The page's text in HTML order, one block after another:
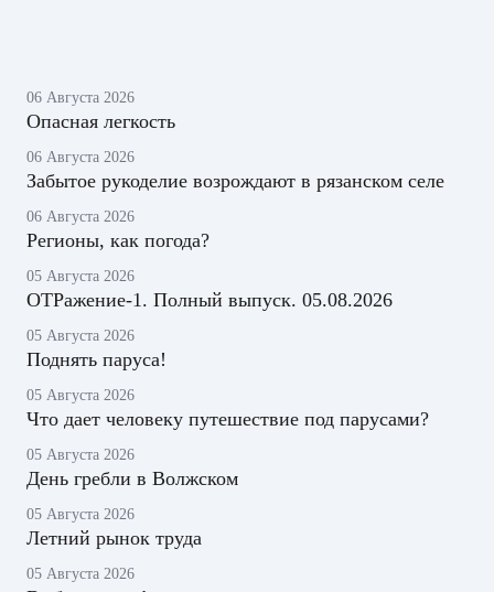
06 Августа 2026
Опасная легкость
06 Августа 2026
Забытое рукоделие возрождают в рязанском селе
06 Августа 2026
Регионы, как погода?
05 Августа 2026
ОТРажение-1. Полный выпуск. 05.08.2026
05 Августа 2026
Поднять паруса!
05 Августа 2026
Что дает человеку путешествие под парусами?
05 Августа 2026
День гребли в Волжском
05 Августа 2026
Летний рынок труда
05 Августа 2026